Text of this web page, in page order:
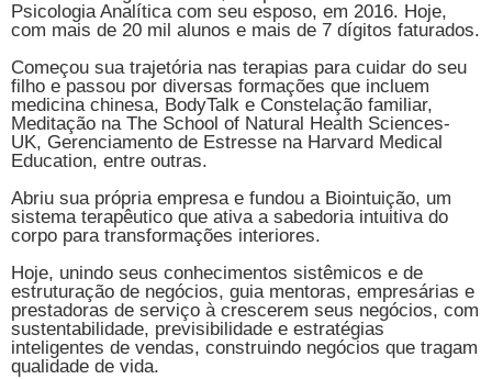
Psicologia Analítica com seu esposo, em 2016. Hoje,
com mais de 20 mil alunos e mais de 7 dígitos faturados.
Começou sua trajetória nas terapias para cuidar do seu
filho e passou por diversas formações que incluem
medicina chinesa, BodyTalk e Constelação familiar,
Meditação na The School of Natural Health Sciences-
UK, Gerenciamento de Estresse na Harvard Medical
Education, entre outras.
Abriu sua própria empresa e fundou a Biointuição, um
sistema terapêutico que ativa a sabedoria intuitiva do
corpo para transformações interiores.
Hoje, unindo seus conhecimentos sistêmicos e de
estruturação de negócios, guia mentoras, empresárias e
prestadoras de serviço à crescerem seus negócios, com
sustentabilidade, previsibilidade e estratégias
inteligentes de vendas, construindo negócios que tragam
qualidade de vida.